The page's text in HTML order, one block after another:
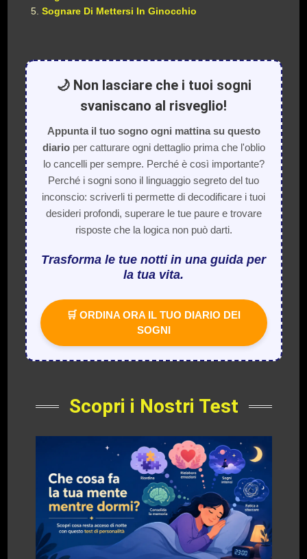
Sognare Di Mettersi In Ginocchio
🌙 Non lasciare che i tuoi sogni
svaniscano al risveglio!
Appunta il tuo sogno ogni mattina su questo
diarioper catturare ogni dettaglio prima che l'oblio
lo cancelli per sempre. Perché è così importante?
Perché i sogni sono il linguaggio segreto del tuo
inconscio: scriverli ti permette di decodificare i tuoi
desideri profondi, superare le tue paure e trovare
risposte che la logica non può darti.
Trasforma le tue notti in una guida per
la tua vita.
🛒 ORDINA ORA IL TUO DIARIO DEI
SOGNI
Scopri i Nostri Test